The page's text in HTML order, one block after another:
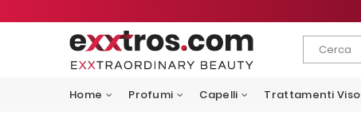
Home Profumi Capelli Trattamenti Viso